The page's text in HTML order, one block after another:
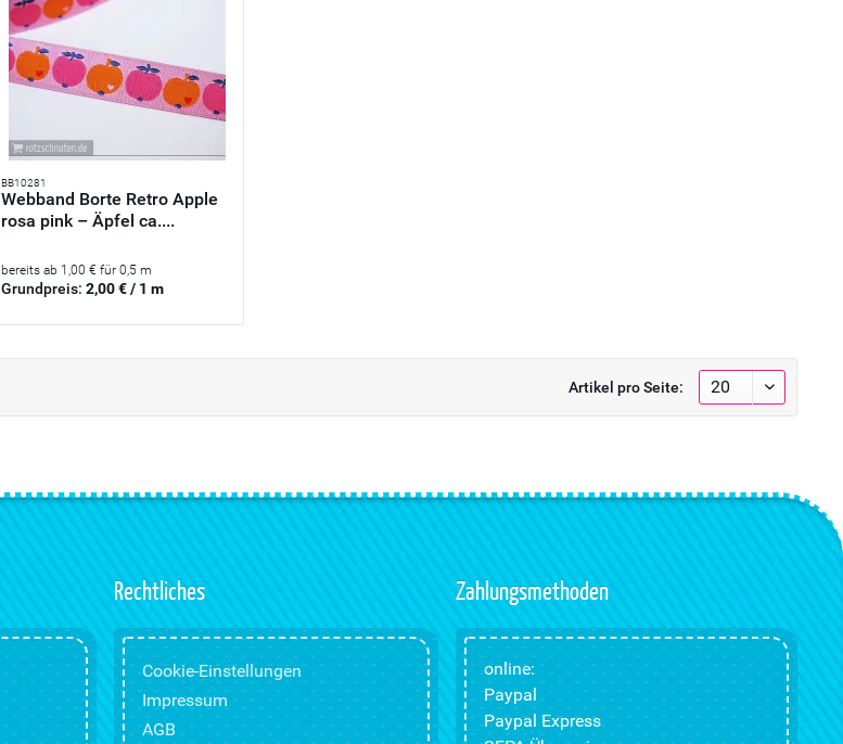
BB10281
Webband Borte Retro Apple
rosa pink – Äpfel ca....
bereits ab 1,00 € für 0,5 m
Grundpreis:2,00 € / 1 m
Artikel pro Seite:
Rechtliches
Cookie-Einstellungen
Impressum
AGB
Zahlungsmethoden
online:
Paypal
Paypal Express